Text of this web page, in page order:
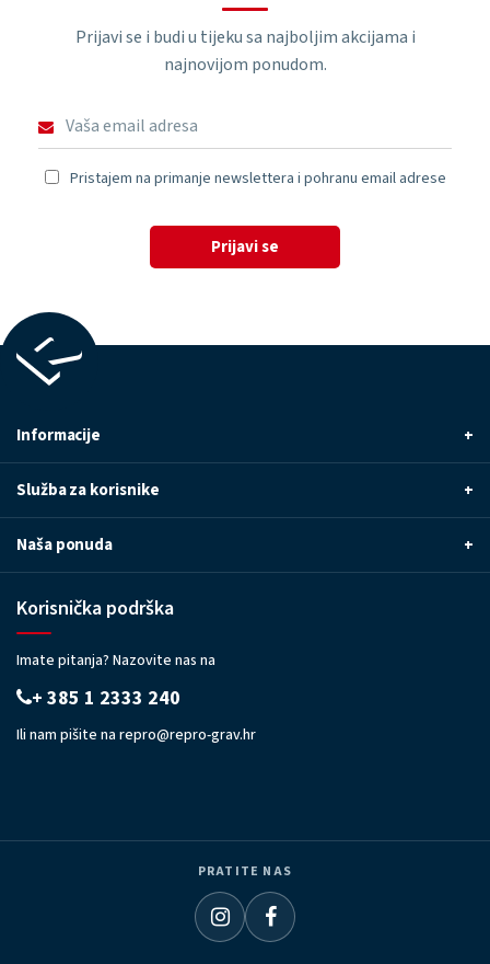
Prijavi se i budi u tijeku sa najboljim akcijama i
najnovijom ponudom.
Pristajem na primanje newslettera i pohranu email adrese
Prijavi se
Informacije +
Služba za korisnike +
Naša ponuda +
Korisnička podrška
Imate pitanja? Nazovite nas na
+ 385 1 2333 240
Ili nam pišite na repro@repro-grav.hr
PRATITE NAS